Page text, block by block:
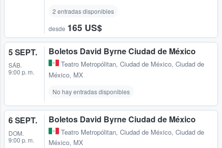
2 entradas disponibles
desde 165 US$
5 SEPT.
SÁB.
9:00 p. m.
Boletos David Byrne Ciudad de México
Teatro Metropólitan, Ciudad de México, Ciudad de
México, MX
No hay entradas disponibles
6 SEPT.
DOM.
9:00 p. m.
Boletos David Byrne Ciudad de México
Teatro Metropólitan, Ciudad de México, Ciudad de
México, MX